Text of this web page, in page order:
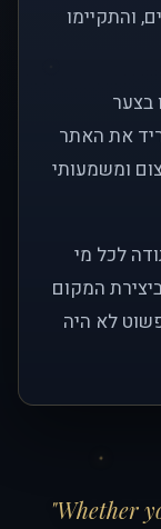
והתקיימו
בצער
את האתר
ומשמעותי
לכל מי
המקום
לא היה
"Whether